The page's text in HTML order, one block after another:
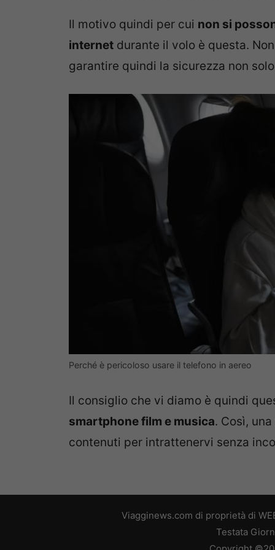
Il motivo quindi per cui non si
internet durante il volo è questa.
garantire quindi la sicurezza non
Perché è pericoloso usare il telefono in aereo
Il consiglio che vi diamo è quindi
smartphone film e musica. Così,
contenuti per intrattenervi senza
Viagginews.com di proprietà di
Testata